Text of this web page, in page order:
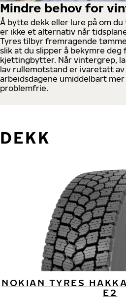
Mindre behov for
Å bytte dekk eller lure på om
er ikke et alternativ når
Tyres tilbyr fremragende
slik at du slipper å bekymre deg
kjettingbytter. Når vintergrep,
lav rullemotstand er ivaretatt
arbeidsdagene umiddelbart
problemfrie.
DEKK
NOKIAN TYRES
E2